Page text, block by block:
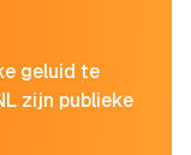
geluid te
zijn publieke